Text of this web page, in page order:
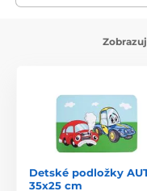
Detské podložky
35x25 cm